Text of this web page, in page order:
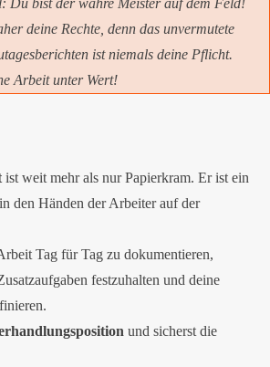
Du bist der wahre Meister auf dem Feld!
deine Rechte, denn das unvermutete
ist niemals deine Pflicht.
Arbeit unter Wert!
ist weit mehr als nur Papierkram. Er ist ein
den Händen der Arbeiter auf der
Tag für Tag zu dokumentieren,
festzuhalten und deine
und sicherst die